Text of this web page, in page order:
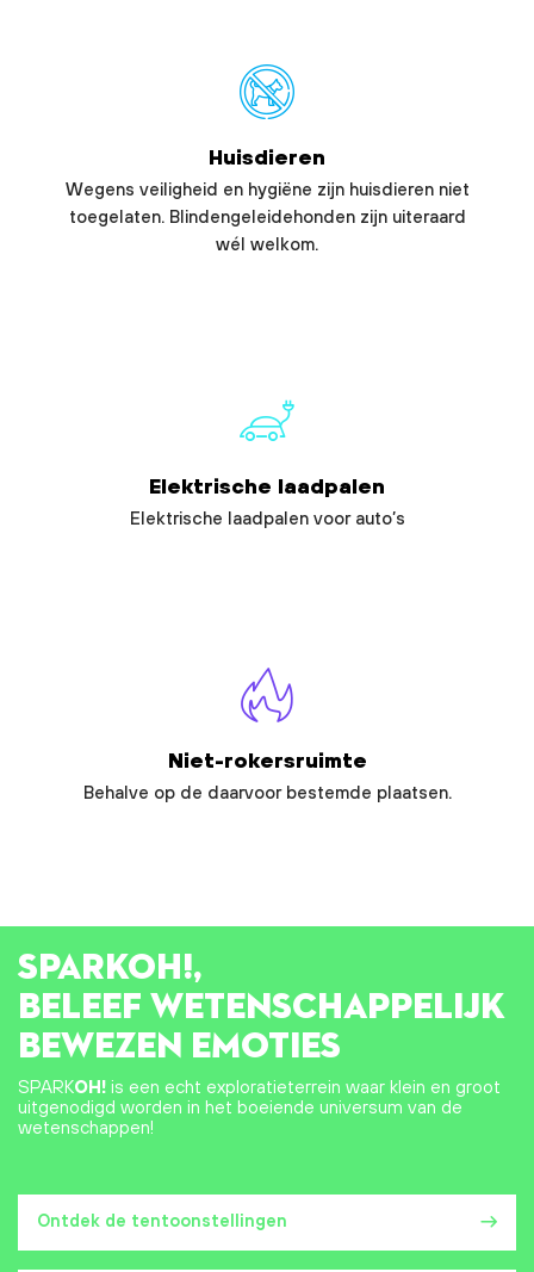
Huisdieren
Wegens veiligheid en hygiëne zijn huisdieren niet
toegelaten. Blindengeleidehonden zijn uiteraard
wél welkom.
Elektrische laadpalen
Elektrische laadpalen voor auto’s
Niet-rokersruimte
Behalve op de daarvoor bestemde plaatsen.
Ontdek de tentoonstellingen
SPARKOH!,
BELEEF WETENSCHAPPELIJK
BEWEZEN EMOTIES
SPARKOH! is een echt exploratieterrein waar klein en groot
uitgenodigd worden in het boeiende universum van de
wetenschappen!